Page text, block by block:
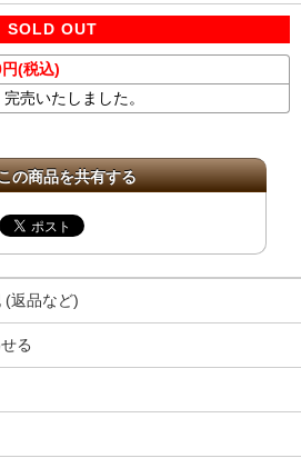
SOLD OUT
(税込)
売いたしました。
の商品を共有する
(返品など)
る